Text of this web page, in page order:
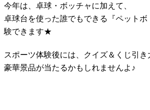
今年は、卓球・ボッチャに加えて、
卓球台を使った誰でもできる『ペット
験できます★
スポーツ体験後には、クイズ＆くじ引き
豪華景品が当たるかもしれませんよ♪